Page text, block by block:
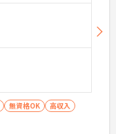
無資格OK
高収入